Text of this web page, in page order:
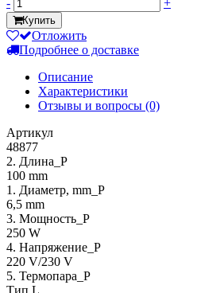
Купить
Отложить
Подробнее о доставке
Описание
Характеристики
Отзывы и вопросы (0)
Артикул
48877
2. Длина_P
100 mm
1. Диаметр, mm_P
6,5 mm
3. Мощность_P
250 W
4. Напряжение_P
220 V/230 V
5. Термопара_P
Тип L